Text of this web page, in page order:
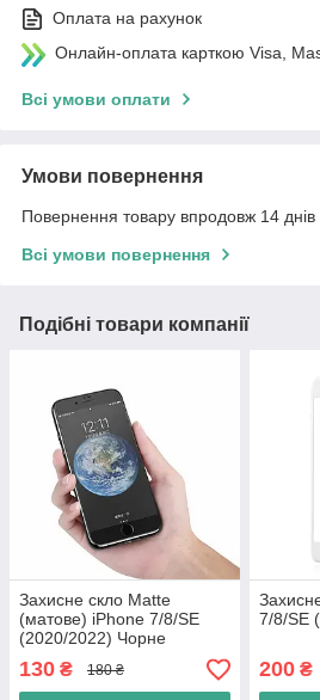
Оплата на рахунок
Онлайн-оплата карткою Visa,
Всі умови оплати
Умови повернення
Повернення товару впродовж 14 днів
Всі умови повернення
Подібні товари компанії
Захисне скло Matte
(матове) iPhone 7/8/SE
(2020/2022) Чорне
130 ₴ 180 ₴
7/8/SE
200₴